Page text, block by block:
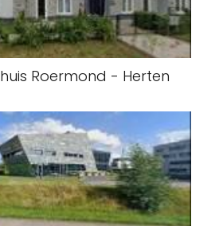
Roermond - Herten